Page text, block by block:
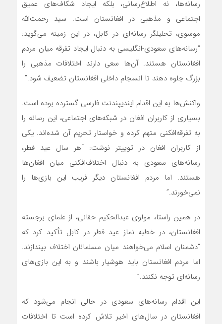
رسانه‌ها، نه اطلاع‌رسانی، بلکه ایجاد شکاف‌های عمیق
اجتماعی و مذهبی در افغانستان است. سید رحمت‌الله
موسوی، تحلیلگر رسانه‌ای در کابل، در این زمینه می‌گوید:
“رسانه‌های سعودی-انگلیسی به دنبال ایجاد تفرقه میان مردم
افغانستان هستند. آن‌ها سعی دارند اختلافات مذهبی را
بزرگ جلوه دهند تا انسجام داخلی افغانستان تضعیف شود.”
واکنش‌ها به این اقدام ایندیپندنت فارسی گسترده بوده است.
بسیاری از کاربران افغان در شبکه‌های اجتماعی، این رسانه را
به تفرقه‌افکنی متهم کرده و خواستار تحریم آن شده‌اند. یکی
از کاربران افغان در توییتر نوشت: “هر سال عید فطر،
رسانه‌های سعودی به دنبال اختلاف‌افکنی میان افغان‌ها
هستند. اما مردم افغانستان دیگر فریب این بازی‌ها را
نمی‌خورند.”
در همین راستا، مولوی عبدالحکیم حقانی، از علمای برجسته
افغانستان، در خطبه نماز عید فطر در کابل تأکید کرد که
“دشمنان اسلام می‌خواهند میان مسلمانان اختلاف بیندازند.
اما مردم افغانستان باید هوشیار باشند و به این بازی‌های
رسانه‌ای توجه نکنند.”
این اقدام رسانه‌های سعودی در حالی انجام می‌شود که
افغانستان در سال‌های اخیر تلاش کرده است تا اختلافات